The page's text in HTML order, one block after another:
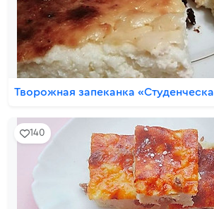
Творожная запеканка
140